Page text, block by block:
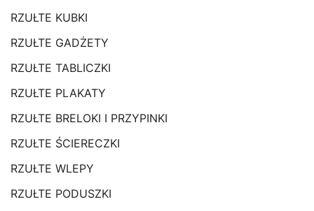
RZUŁTE KUBKI
RZUŁTE GADŻETY
RZUŁTE TABLICZKI
RZUŁTE PLAKATY
RZUŁTE BRELOKI I PRZYPINKI
RZUŁTE ŚCIERECZKI
RZUŁTE WLEPY
RZUŁTE PODUSZKI